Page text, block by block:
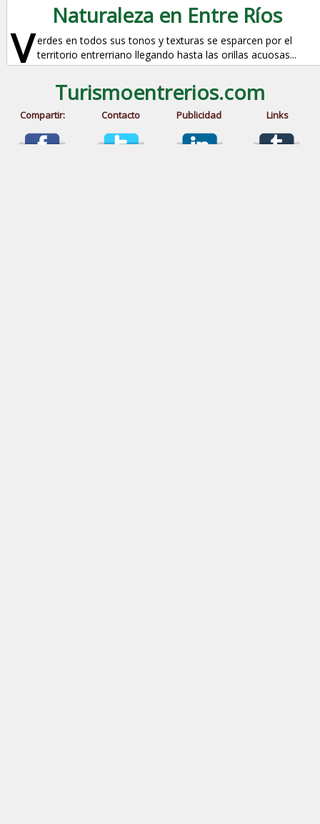
Naturaleza en Entre Ríos
V erdes en todos sus tonos y texturas se esparcen por el
territorio entrerriano llegando hasta las orillas acuosas...
Turismoentrerios.com
Compartir: Contacto Publicidad Links